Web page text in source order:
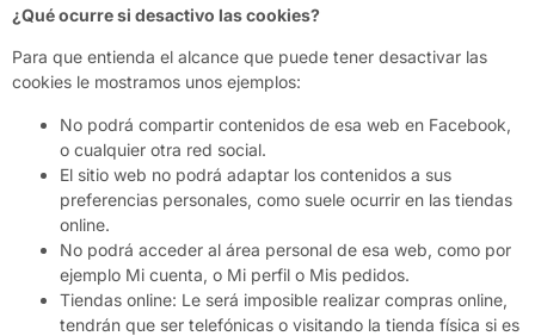
¿Qué ocurre si desactivo las cookies?
Para que entienda el alcance que puede tener desactivar las
cookies le mostramos unos ejemplos:
No podrá compartir contenidos de esa web en Facebook,
o cualquier otra red social.
El sitio web no podrá adaptar los contenidos a sus
preferencias personales, como suele ocurrir en las tiendas
online.
No podrá acceder al área personal de esa web, como por
ejemplo Mi cuenta, o Mi perfil o Mis pedidos.
Tiendas online: Le será imposible realizar compras online,
tendrán que ser telefónicas o visitando la tienda física si es